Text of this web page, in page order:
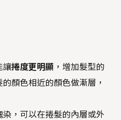
讓捲度更明顯 ，增加髮型的
顏色相近的顏色做漸層，
，可以在捲髮的內層或外